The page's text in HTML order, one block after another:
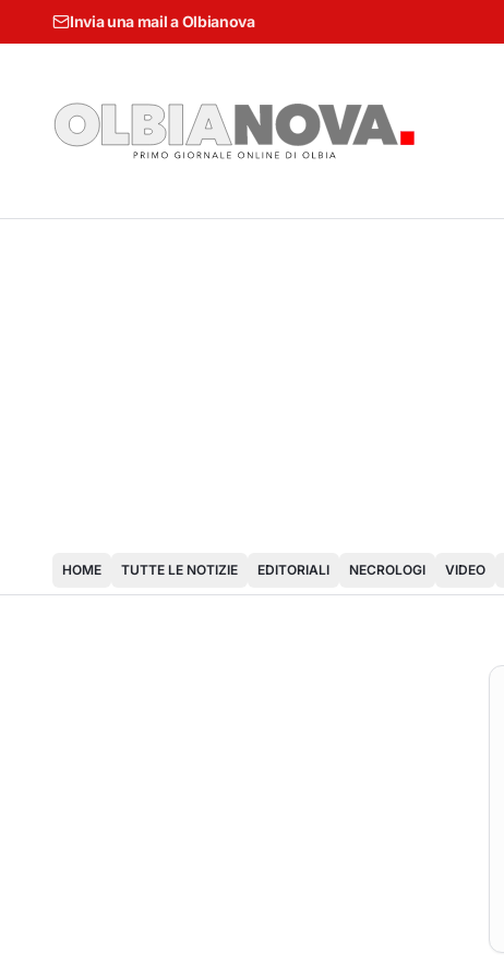
Invia una mail a Olbianova
HOME TUTTE LE NOTIZIE EDITORIALI NECROLOGI VIDEO